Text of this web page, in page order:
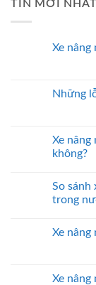
TIN MỚI NHẤT
Xe nâng
Những
Xe nâng
không?
So sánh
trong
Xe nâng
Xe nâng